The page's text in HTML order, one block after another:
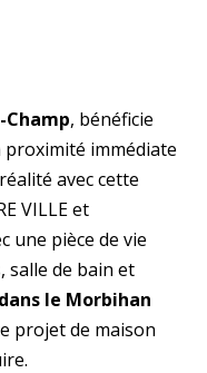
Champ, bénéficie
proximité immédiate
avec cette
VILLE et
une pièce de vie
salle de bain et
le Morbihan
projet de maison